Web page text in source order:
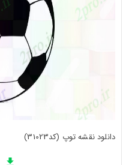
دانلود نقشه توپ (کد31023)